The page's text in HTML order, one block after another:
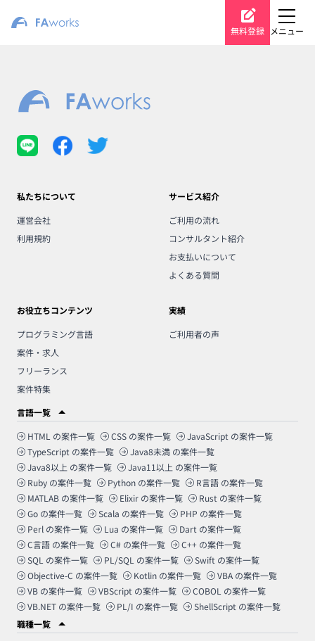
無料登録 メニュー
私たちについて
運営会社
利用規約
サービス紹介
ご利用の流れ
コンサルタント紹介
お支払いについて
よくある質問
お役立ちコンテンツ
プログラミング言語
案件・求人
フリーランス
案件特集
実績
ご利用者の声
言語一覧
HTML の案件一覧 CSS の案件一覧 JavaScript の案件一覧
TypeScript の案件一覧 Java8未満 の案件一覧
Java8以上 の案件一覧 Java11以上 の案件一覧
Ruby の案件一覧 Python の案件一覧 R言語 の案件一覧
MATLAB の案件一覧 Elixir の案件一覧 Rust の案件一覧
Go の案件一覧 Scala の案件一覧 PHP の案件一覧
Perl の案件一覧 Lua の案件一覧 Dart の案件一覧
C言語 の案件一覧 C# の案件一覧 C++ の案件一覧
SQL の案件一覧 PL/SQL の案件一覧 Swift の案件一覧
Objective-C の案件一覧 Kotlin の案件一覧 VBA の案件一覧
VB の案件一覧 VBScript の案件一覧 COBOL の案件一覧
VB.NET の案件一覧 PL/I の案件一覧 ShellScript の案件一覧
職種一覧